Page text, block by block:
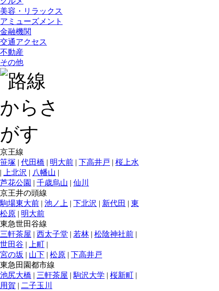
美容・リラックス
アミューズメント
金融機関
交通アクセス
不動産
その他
京王線
笹塚 | 代田橋 | 明大前 | 下高井戸 | 桜上水
|
上北沢 | 八幡山 |
芦花公園 | 千歳烏山 | 仙川
京王井の頭線
駒場東大前 | 池ノ上 | 下北沢 | 新代田 | 東
松原 | 明大前
東急世田谷線
三軒茶屋 | 西太子堂 | 若林 | 松陰神社前 |
世田谷 | 上町 |
宮の坂 | 山下 | 松原 | 下高井戸
東急田園都市線
池尻大橋 | 三軒茶屋 | 駒沢大学 | 桜新町 |
用賀 | 二子玉川